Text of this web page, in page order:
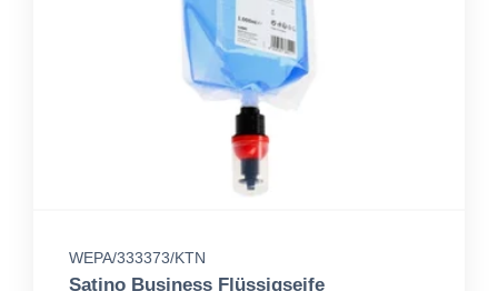
WEPA/333373/KTN
Satino Business Flüssigseife